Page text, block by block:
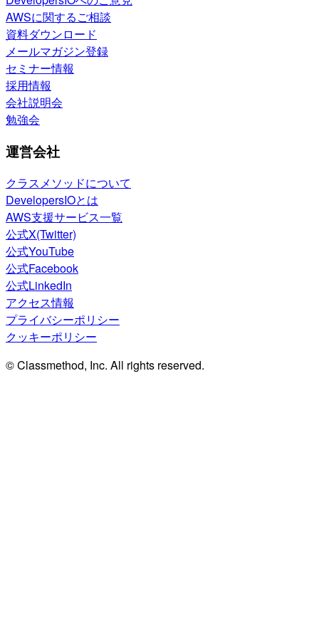
AWSに関するご相談
資料ダウンロード
メールマガジン登録
セミナー情報
採用情報
会社説明会
勉強会
運営会社
クラスメソッドについて
DevelopersIOとは
AWS支援サービス一覧
公式X(Twitter)
公式YouTube
公式Facebook
公式LinkedIn
アクセス情報
プライバシーポリシー
クッキーポリシー
© Classmethod, Inc. All rights reserved.